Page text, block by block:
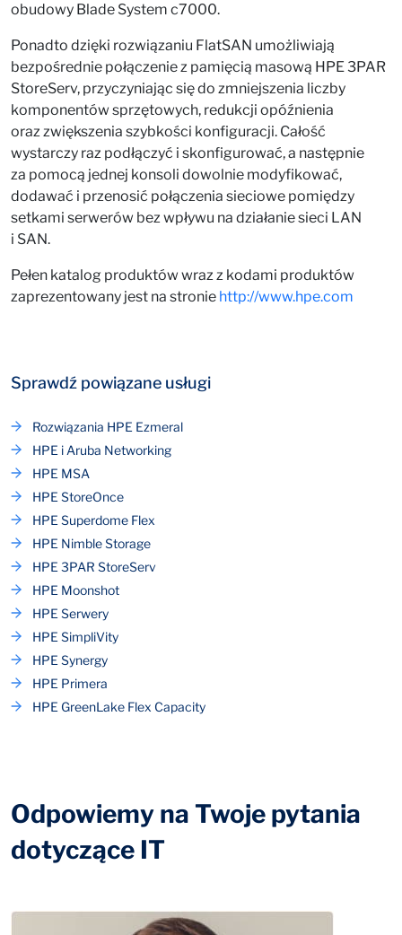
obudowy Blade System c7000.
Ponadto dzięki rozwiązaniu FlatSAN umożliwiają
bezpośrednie połączenie z pamięcią masową HPE 3PAR
StoreServ, przyczyniając się do zmniejszenia liczby
komponentów sprzętowych, redukcji opóźnienia
oraz zwiększenia szybkości konfiguracji. Całość
wystarczy raz podłączyć i skonfigurować, a następnie
za pomocą jednej konsoli dowolnie modyfikować,
dodawać i przenosić połączenia sieciowe pomiędzy
setkami serwerów bez wpływu na działanie sieci LAN
i SAN.
Pełen katalog produktów wraz z kodami produktów
zaprezentowany jest na stronie http://www.hpe.com
Sprawdź powiązane usługi
Rozwiązania HPE Ezmeral
HPE i Aruba Networking
HPE MSA
HPE StoreOnce
HPE Superdome Flex
HPE Nimble Storage
HPE 3PAR StoreServ
HPE Moonshot
HPE Serwery
HPE SimpliVity
HPE Synergy
HPE Primera
HPE GreenLake Flex Capacity
Odpowiemy na Twoje pytania
dotyczące IT